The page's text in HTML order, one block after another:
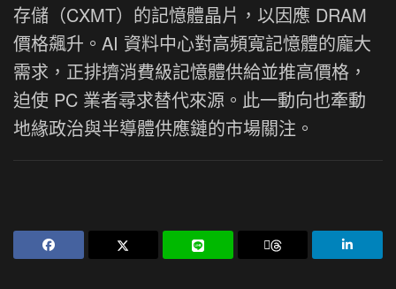
存儲（CXMT）的記憶體晶片，以因應 DRAM
價格飆升。AI 資料中心對高頻寬記憶體的龐大
需求，正排擠消費級記憶體供給並推高價格，
迫使 PC 業者尋求替代來源。此一動向也牽動
地緣政治與半導體供應鏈的市場關注。